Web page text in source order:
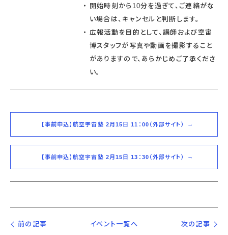
開始時刻から10分を過ぎて、ご連絡がな
い場合は、キャンセルと判断します。
広報活動を目的として、講師および空宙
博スタッフが写真や動画を撮影すること
がありますので、あらかじめご了承くださ
い。
【事前申込】航空宇宙塾 2月15日 11：00（外部サイト）
【事前申込】航空宇宙塾 2月15日 13：30（外部サイト）
前の記事 イベント一覧へ 次の記事